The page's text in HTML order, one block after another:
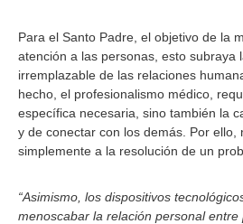
Para el Santo Padre, el objetivo de la
atención a las personas, esto subraya
irremplazable de las relaciones
hecho, el profesionalismo médico,
específica necesaria, sino también la
y de conectar con los demás. Por ello,
simplemente a la resolución de un
“Asimismo, los dispositivos
menoscabar la relación personal entre